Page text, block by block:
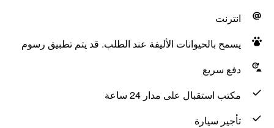
انترنت
يسمح بالحيوانات الأليفة عند الطلب. قد يتم تطبيق رسوم
دفع سريع
مكتب استقبال على مدار 24 ساعة
تأجير سيارة